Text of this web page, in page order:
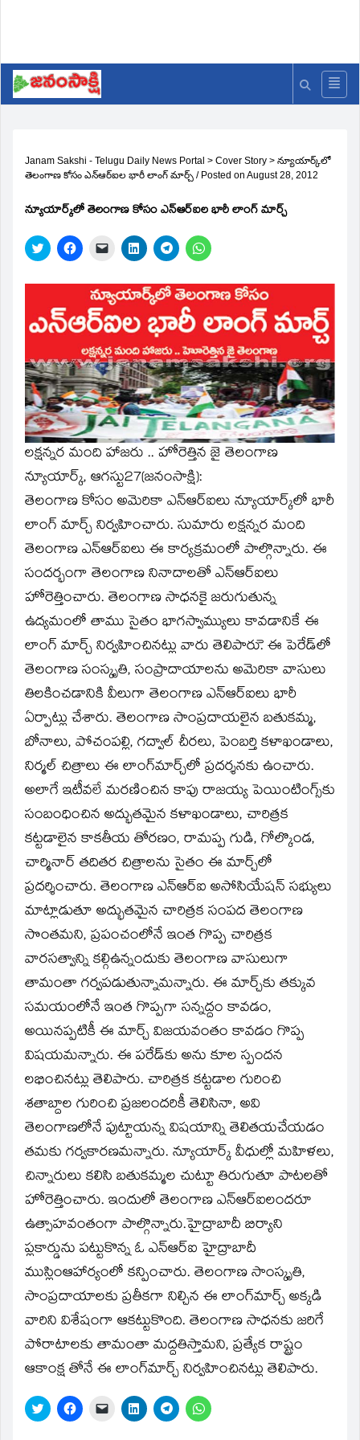
Janam Sakshi - Telugu Daily News Portal > Cover Story > న్యూయార్క్‌లో
తెలంగాణ కోసం ఎన్‌ఆర్‌ఐల భారీ లాంగ్‌ మార్చ్‌ / Posted on August 28, 2012
న్యూయార్క్‌లో తెలంగాణ కోసం ఎన్‌ఆర్‌ఐల భారీ లాంగ్‌ మార్చ్‌
Click
to
Twitter
in
new
window)
Click
to
Facebook
(Opens
new
window)
Click
link
to
a
friend
(Opens
new
window)
Click
to
LinkedIn
(Opens
in
new
window)
Click
to
Telegram
(Opens
in
new
window)
Click
to
WhatsApp
(Opens
new
window)
లక్షన్నర మంది హాజరు .. హోరెత్తిన జై తెలంగాణ
న్యూయార్క్‌, ఆగస్టు27(జనంసాక్షి):
తెలంగాణ కోసం అమెరికా ఎన్‌ఆర్‌ఐలు న్యూయార్క్‌లో భారీ
లాంగ్‌ మార్చ్‌ నిర్వహించారు. సుమారు లక్షన్నర మంది
తెలంగాణ ఎన్‌ఆర్‌ఐలు ఈ కార్యక్రమంలో పాల్గొన్నారు. ఈ
సందర్భంగా తెలంగాణ నినాదాలతో ఎన్‌ఆర్‌ఐలు
హోరెత్తించారు. తెలంగాణ సాధనకై జరుగుతున్న
ఉద్యమంలో తాము సైతం భాగస్వామ్యులు కావడానికే ఈ
లాంగ్‌ మార్చ్‌ నిర్వహించినట్లు వారు తెలిపారుె. ఈ పెరేడ్‌లో
తెలంగాణ సంస్కృతి, సంప్రాదాయాలను అమెరికా వాసులు
తిలకించడానికి వీలుగా తెలంగాణ ఎన్‌ఆర్‌ఐలు భారీ
ఏర్పాట్లు చేశారు. తెలంగాణ సాంప్రదాయలైన బతుకమ్మ,
బోనాలు, పోచంపల్లి, గద్వాల్‌ చీరలు, పెంబర్తి కళాఖండాలు,
నిర్మల్‌ చిత్రాలు ఈ లాంగ్‌మార్చ్‌లో ప్రదర్శనకు ఉంచారు.
అలాగే ఇటీవలే మరణించిన కాపు రాజయ్య పెయింటింగ్స్‌కు
సంబంధించిన అద్భుతమైన కళాఖండాలు, చారిత్రక
కట్టడాలైన కాకతీయ తోరణం, రామప్ప గుడి, గోల్కొండ,
చార్మినార్‌ తదితర చిత్రాలను సైతం ఈ మార్చ్‌లో
ప్రదర్శించారు. తెలంగాణ ఎన్‌ఆర్‌ఐ అసోసియేషన్‌ సభ్యులు
మాట్లాడుతూ అద్భుతమైన చారిత్రక సంపద తెలంగాణ
సొంతమని, ప్రపంచంలోనే ఇంత గొప్ప చారిత్రక
వారసత్వాన్ని కల్గిఉన్నందుకు తెలంగాణ వాసులుగా
తామంతా గర్వపడుతున్నామన్నారు. ఈ మార్చ్‌కు తక్కువ
సమయంలోనే ఇంత గొప్పగా సన్నద్దం కావడం,
అయినప్పటికీ ఈ మార్చ్‌ విజయవంతం కావడం గొప్ప
విషయమన్నారు. ఈ పరేడ్‌కు అను కూల స్పందన
లభించినట్లు తెలిపారు. చారిత్రక కట్టడాల గురించి
శతాబ్దాల గురించి ప్రజలందరికీ తెలిసినా, అవి
తెలంగాణలోనే పుట్టాయన్న విషయాన్ని తెలితయచేయడం
తమకు గర్వకారణమన్నారు. న్యూయార్క్‌ వీధుల్లో మహిళలు,
చిన్నారులు కలిసి బతుకమ్మల చుట్టూ తిరుగుతూ పాటలతో
హోరెత్తించారు. ఇందులో తెలంగాణ ఎన్‌ఆర్‌ఐలందరూ
ఉత్సాహవంతంగా పాల్గొన్నారు.హైద్రాబాదీ బిర్యాని
ప్లకార్డును పట్టుకొన్న ఓ ఎన్‌ఆర్‌ఐ హైద్రాబాదీ
ముస్లింఆహార్యంలో కన్పించారు. తెలంగాణ సాంస్కృతి,
సాంప్రదాయాలకు ప్రతీకగా నిల్చిన ఈ లాంగ్‌మార్చ్‌ అక్కడి
వారిని విశేషంగా ఆకట్టుకొంది. తెలంగాణ సాధనకు జరిగే
పోరాటాలకు తామంతా మద్దతిస్తామని, ప్రత్యేక రాష్ట్రం
ఆకాంక్ష తోనే ఈ లాంగ్‌మార్చ్‌ నిర్వహించినట్లు తెలిపారు.
Click
to
Click
to
Click Click
to
Click
to
Click
to